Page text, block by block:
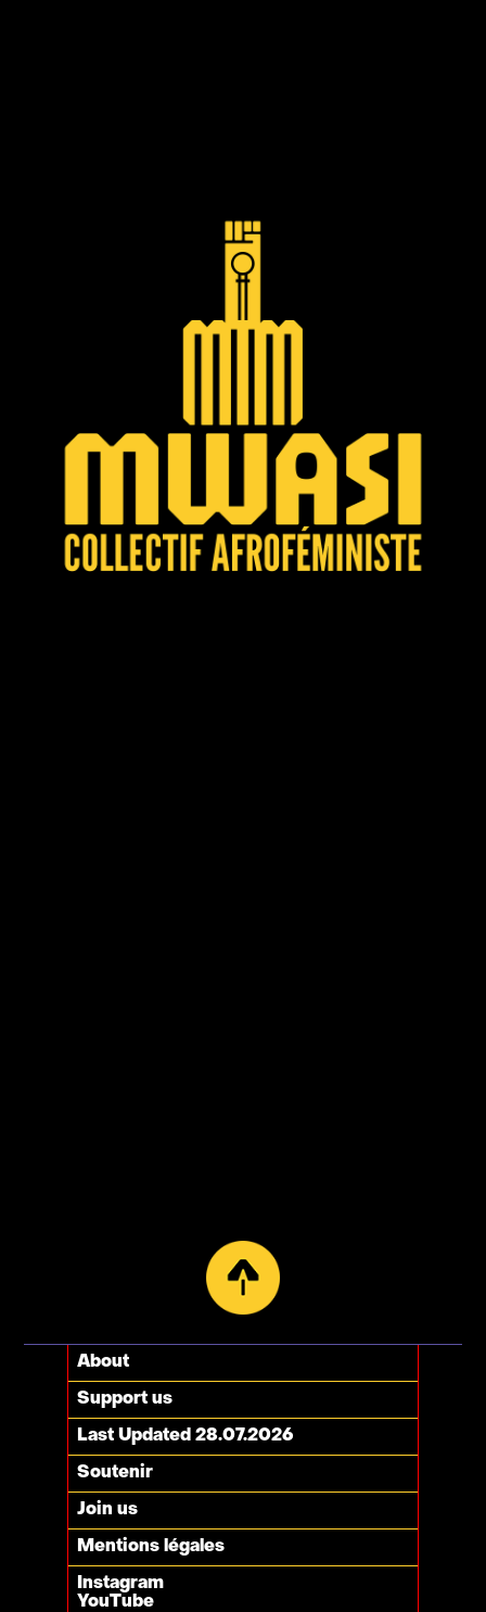
About
Support us
Soutenir
Last Updated 28.07.2026
Instagram
YouTube
Join us
Mentions légales